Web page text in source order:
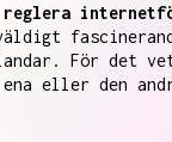
För det
eller den